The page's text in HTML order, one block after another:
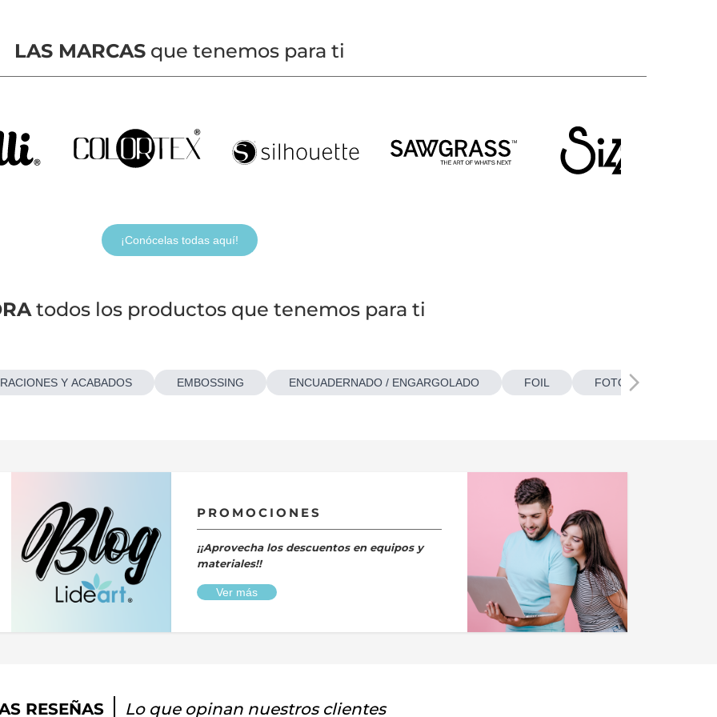
LAS MARCASque tenemos para ti
¡Conócelas todas aquí!
todos los productos que tenemos para ti
Y ACABADOS EMBOSSING ENCUADERNADO / ENGARGOLADO FOIL FOTOBOTONES
PROMOCIONES
¡¡Aprovecha los descuentos en equipos y
materiales!!
Ver más
RESEÑAS Lo que opinan nuestros clientes